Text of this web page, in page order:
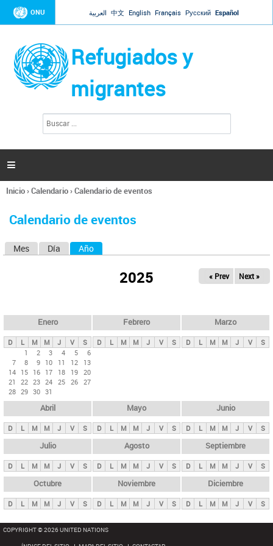
Jump to navigation
ONU العربية 中文 English Français Русский Español
Refugiados y
migrantes
l
d
s

Se
usted
Inicio›Calendario›Calendario de eventos
Calendario de eventos
s
p
n
i
p
a
l
s
Mes Día Año
2025 « Prev Next »
Enero
D L M M J V
S
1
2 3 4 5
6
7
8 9 10 11 12
13
14 15 16 17 18 19 20
21
22 23 24 25 26 27
28 29 30 31
Febrero
D L M M J V S
Marzo
D L M M J V S
Abril
D L M M J V S
Mayo
D L M M J V S
Junio
D L M M J V S
Julio
D L M M J V S
Agosto
D L M M J V S
Septiembre
D L M M J V S
Octubre
D L M M J V S
Noviembre
D L M M J V S
Diciembre
D L M M J V S
COPYRIGHT © 2026 UNITED NATIONS